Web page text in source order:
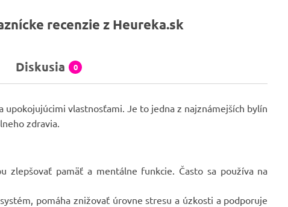
recenzie z Heureka.sk
Diskusia 0
vlastnosťami. Je to jedna z najznámejších bylín
zdravia.
zlepšovať pamäť a mentálne funkcie. Často sa používa na
pomáha znižovať úrovne stresu a úzkosti a podporuje